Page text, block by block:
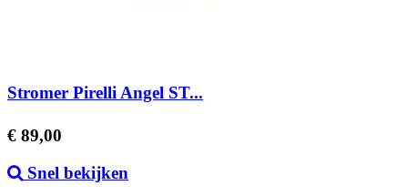
Stromer Pirelli Angel ST...
Prijs
€ 89,00
Snel bekijken